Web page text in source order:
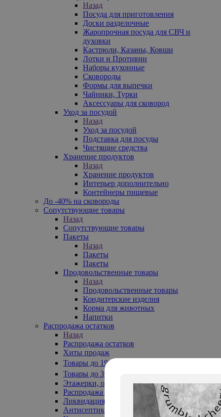
Назад
Посуда для приготовления
Доски разделочные
Жаропрочная посуда для СВЧ и
духовки
Кастрюли, Казаны, Ковши
Лотки и Противни
Наборы кухонные
Сковороды
Формы для выпечки
Чайники, Турки
Аксессуары для сковород
Уход за посудой
Назад
Уход за посудой
Подставка для посуды
Чистящие средства
Хранение продуктов
Назад
Хранение продуктов
Интерьер дополнительно
Контейнеры пищевые
До -40% на сковороды
Сопутствующие товары
Назад
Сопутствующие товары
Пакеты
Назад
Пакеты
Пакеты
Продовольственные товары
Назад
Продовольственные товары
Кондитерские изделия
Корма для животных
Напитки
Распродажа остатков
Назад
Распродажа остатков
Хиты продаж
Товары до 199₽
Товары до 399₽
Этажерки, обувницы
Распродажа текстиля до -50%
Ликвидация до -70%
Антисептики